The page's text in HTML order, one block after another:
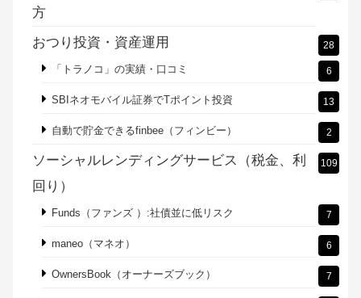
方
おつり投資・資産運用 28
「トラノコ」の実績・口コミ 6
SBIネオモバイル証券でTポイント投資 13
自動で貯金できるfinbee（フィンビー） 2
ソーシャルレンディングサービス（税金、利
回り）
109
Funds（ファンズ ）:社債並に低リスク 7
maneo（マネオ） 6
OwnersBook（オーナーズブック） 7